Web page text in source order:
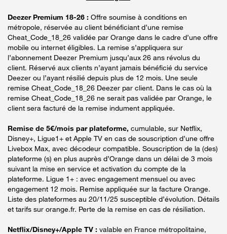
Deezer Premium 18-26 : Offre soumise à conditions en
métropole, réservée au client bénéficiant d’une remise
Cheat_Code_18_26 validée par Orange dans le cadre d’une offre
mobile ou internet éligibles. La remise s’appliquera sur
l’abonnement Deezer Premium jusqu’aux 26 ans révolus du
client. Réservé aux clients n’ayant jamais bénéficié du service
Deezer ou l’ayant résilié depuis plus de 12 mois. Une seule
remise Cheat_Code_18_26 Deezer par client. Dans le cas où la
remise Cheat_Code_18_26 ne serait pas validée par Orange, le
client sera facturé de la remise indument appliquée.
Remise de 5€/mois par plateforme, cumulable, sur Netflix,
Disney+, Ligue1+ et Apple TV en cas de souscription d’une offre
Livebox Max, avec décodeur compatible. Souscription de la (des)
plateforme (s) en plus auprès d’Orange dans un délai de 3 mois
suivant la mise en service et activation du compte de la
plateforme. Ligue 1+ : avec engagement mensuel ou avec
engagement 12 mois. Remise appliquée sur la facture Orange.
Liste des plateformes au 20/11/25 susceptible d’évolution. Détails
et tarifs sur orange.fr. Perte de la remise en cas de résiliation.
Netflix/Disney+/Apple TV : valable en France métropolitaine,